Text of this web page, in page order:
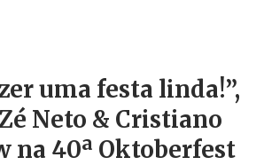
uma festa linda!”,
Neto & Cristiano
na 40ª Oktoberfest